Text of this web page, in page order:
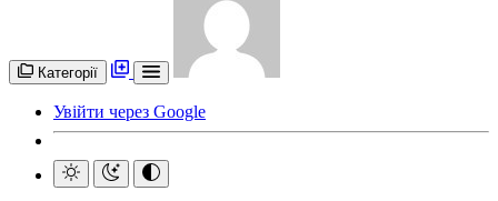
Категорії
Увійти через Google